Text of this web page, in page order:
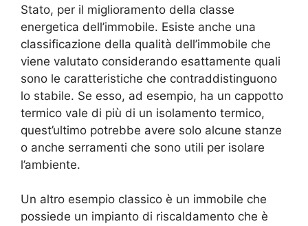
Stato, per il miglioramento della classe
energetica dell’immobile. Esiste anche una
classificazione della qualità dell’immobile che
viene valutato considerando esattamente quali
sono le caratteristiche che contraddistinguono
lo stabile. Se esso, ad esempio, ha un cappotto
termico vale di più di un isolamento termico,
quest’ultimo potrebbe avere solo alcune stanze
o anche serramenti che sono utili per isolare
l’ambiente.
Un altro esempio classico è un immobile che
possiede un impianto di riscaldamento che è